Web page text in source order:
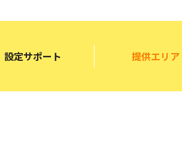
設定サポート 提供エリア